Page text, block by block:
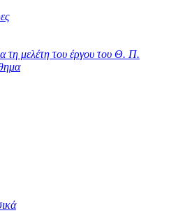
τη μελέτη του έργου του Θ. Π.